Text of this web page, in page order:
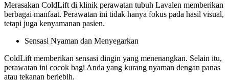
Merasakan ColdLift di klinik perawatan tubuh Lavalen memberikan
berbagai manfaat. Perawatan ini tidak hanya fokus pada hasil visual,
tetapi juga kenyamanan pasien.
Sensasi Nyaman dan Menyegarkan
ColdLift memberikan sensasi dingin yang menenangkan. Selain itu,
perawatan ini cocok bagi Anda yang kurang nyaman dengan panas
atau tekanan berlebih.